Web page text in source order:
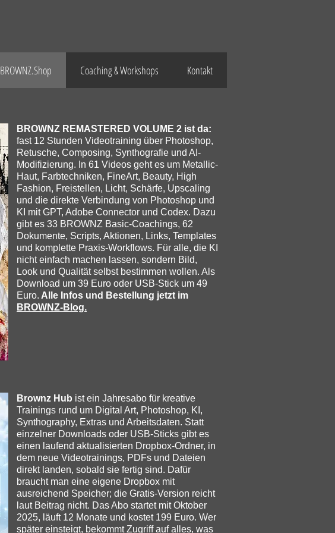
BROWNZ.Shop Coaching & Workshops Kontakt
BROWNZ REMASTERED VOLUME 2 ist da:
fast 12 Stunden Videotraining über Photoshop,
Retusche, Composing, Synthografie und AI-
Modifizierung. In 61 Videos geht es um Metallic-
Haut, Farbtechniken, FineArt, Beauty, High
Fashion, Freistellen, Licht, Schärfe, Upscaling
und die direkte Verbindung von Photoshop und
KI mit GPT, Adobe Connector und Codex. Dazu
gibt es 33 BROWNZ Basic-Coachings, 62
Dokumente, Scripts, Aktionen, Links, Templates
und komplette Praxis-Workflows. Für alle, die KI
nicht einfach machen lassen, sondern Bild,
Look und Qualität selbst bestimmen wollen. Als
Download um 39 Euro oder USB-Stick um 49
Euro. Alle Infos und Bestellung jetzt im
BROWNZ-Blog.
Brownz Hub ist ein Jahresabo für kreative
Trainings rund um Digital Art, Photoshop, KI,
Synthography, Extras und Arbeitsdaten. Statt
einzelner Downloads oder USB-Sticks gibt es
einen laufend aktualisierten Dropbox-Ordner, in
dem neue Videotrainings, PDFs und Dateien
direkt landen, sobald sie fertig sind. Dafür
braucht man eine eigene Dropbox mit
ausreichend Speicher; die Gratis-Version reicht
laut Beitrag nicht. Das Abo startet mit Oktober
2025, läuft 12 Monate und kostet 199 Euro. Wer
später einsteigt, bekommt Zugriff auf alles, was